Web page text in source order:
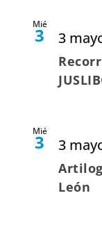
Mié
3 3
Mié
3 3
León